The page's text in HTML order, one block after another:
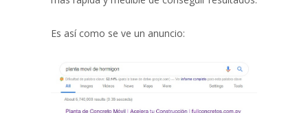
Es así como se ve un anuncio: